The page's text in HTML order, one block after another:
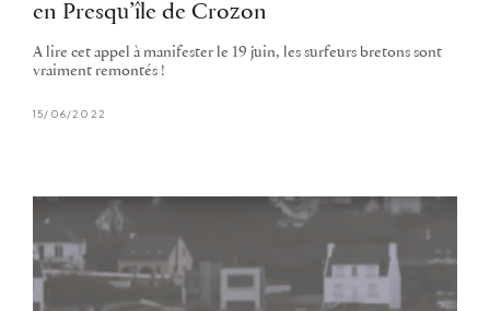
en Presqu’île de Crozon
A lire cet appel à manifester le 19 juin, les surfeurs bretons sont
vraiment remontés !
15/06/2022